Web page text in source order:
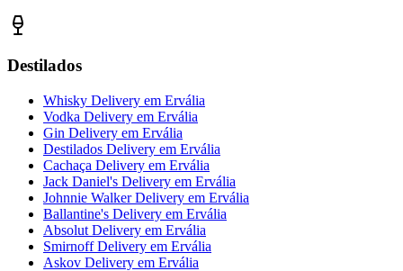
Destilados
Whisky Delivery em Ervália
Vodka Delivery em Ervália
Gin Delivery em Ervália
Destilados Delivery em Ervália
Cachaça Delivery em Ervália
Jack Daniel's Delivery em Ervália
Johnnie Walker Delivery em Ervália
Ballantine's Delivery em Ervália
Absolut Delivery em Ervália
Smirnoff Delivery em Ervália
Askov Delivery em Ervália